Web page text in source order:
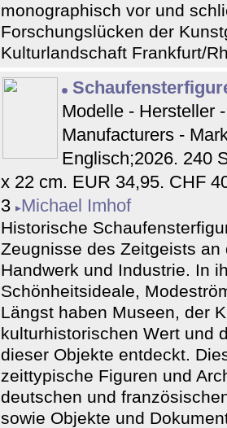
monographisch vor und
Forschungslücken der
Kulturlandschaft Frankfurt/
Modelle - Hersteller
Manufacturers -
Englisch;2026. 240
x 22 cm. EUR 34,95. CHF
3 Michael Imhof
Historische
Zeugnisse des Zeitgeists
Handwerk und Industrie. In
Schönheitsideale,
Längst haben Museen, der
kulturhistorischen Wert und
dieser Objekte entdeckt.
zeittypische Figuren und
deutschen und
sowie Objekte und